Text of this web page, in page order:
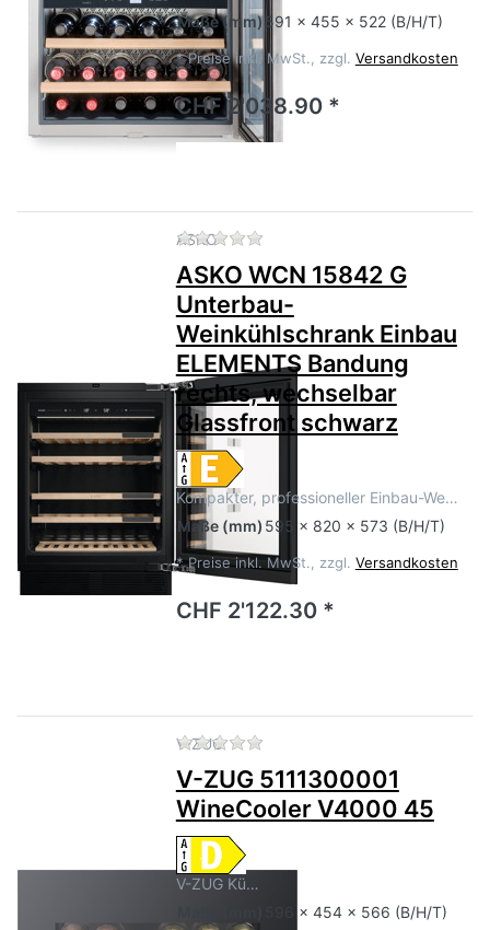
Maße(mm) 591 x 455 x 522 (B/H/T)
* Preise inkl. MwSt., zzgl. Versandkosten
CHF 2'038.90 *
ASKO Zu diesem Produkt liegen
ASKO WCN 15842 G
Unterbau-
Weinkühlschrank Einbau
ELEMENTS Bandung
rechts, wechselbar
Glassfront schwarz
Kompakter, professioneller Einbau-We…
Maße (mm) 595 x 820 x 573 (B/H/T)
* Preise inkl. MwSt., zzgl. Versandkosten
CHF 2'122.30 *
V-ZUG Zu diesem Produkt liegen
V-ZUG 5111300001
WineCooler V4000 45
V-ZUG Kü…
596 x 454 x 566 (B/H/T)